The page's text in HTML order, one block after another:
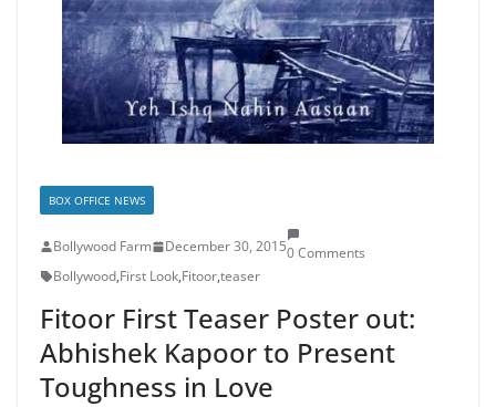
BOX OFFICE NEWS
Bollywood Farm December 30, 20150 Comments
Bollywood,First Look,Fitoor,teaser
Fitoor First Teaser Poster out:
Abhishek Kapoor to Present
Toughness in Love